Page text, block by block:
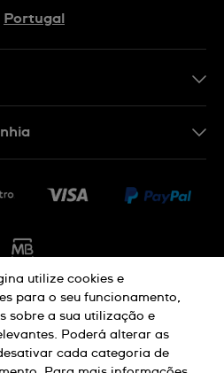
Portugal
Aviso De Cookies
utilize cookies e
para o seu funcionamento,
sobre a sua utilização e
Poderá alterar as
cada categoria de